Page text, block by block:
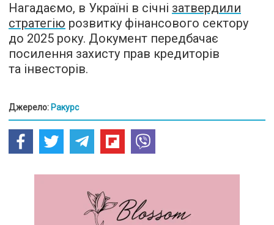
Нагадаємо, в Україні в січні затвердили
стратегію розвитку фінансового сектору
до 2025 року. Документ передбачає
посилення захисту прав кредиторів
та інвесторів.
Джерело: Ракурс